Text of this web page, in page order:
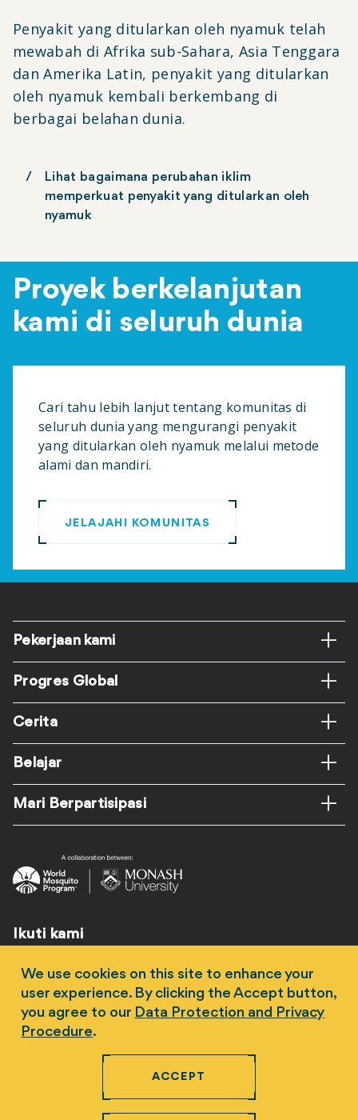
Penyakit yang ditularkan oleh nyamuk telah
mewabah di Afrika sub-Sahara, Asia Tenggara
dan Amerika Latin, penyakit yang ditularkan
oleh nyamuk kembali berkembang di
berbagai belahan dunia.
Lihat bagaimana perubahan iklim
memperkuat penyakit yang ditularkan oleh
nyamuk
Proyek berkelanjutan
kami di seluruh dunia
Cari tahu lebih lanjut tentang komunitas di
seluruh dunia yang mengurangi penyakit
yang ditularkan oleh nyamuk melalui metode
alami dan mandiri.
JELAJAHI KOMUNITAS
Footer
Pekerjaan kami
Progres Global
Cerita
Belajar
Mari Berpartisipasi
Ikuti kami
Program ABN 95 654 255 455 -
Pernyataan Penolakan
Prosedur Perlindungan Data dan
email ke contact@worldmosquito.org
We use cookies on this site to enhance your
user experience. By clicking the Accept button,
you agree to our Data Protection and Privacy
Procedure.
ACCEPT